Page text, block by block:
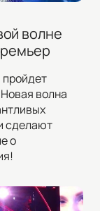
волне
пройдет
волна
сделают
о